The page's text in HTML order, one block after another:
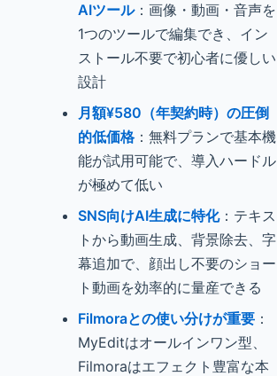
AIツール：画像・動画・音声を
1つのツールで編集でき、イン
ストール不要で初心者に優しい
設計
月額¥580（年契約時）の圧倒
的低価格：無料プランで基本機
能が試用可能で、導入ハードル
が極めて低い
SNS向けAI生成に特化：テキス
トから動画生成、背景除去、字
幕追加で、顔出し不要のショー
ト動画を効率的に量産できる
Filmoraとの使い分けが重要 ：
MyEditはオールインワン型、
Filmoraはエフェクト豊富な本